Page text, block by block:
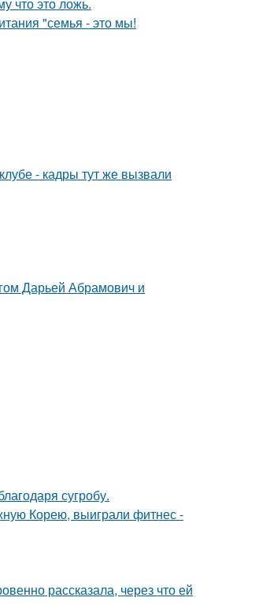
"семья - это мы!
- кадры тут же вызвали
Дарьей Абрамович и
сугробу.
Корею, выиграли фитнес -
рассказала, через что ей